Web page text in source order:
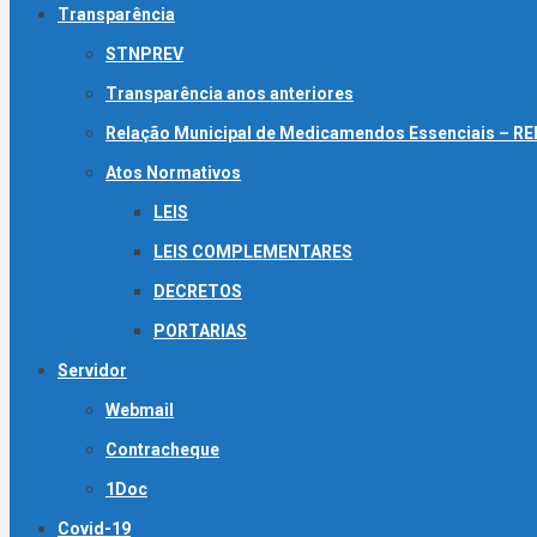
Transparência
STNPREV
Transparência anos anteriores
Relação Municipal de Medicamendos Essenciais –
Atos Normativos
LEIS
LEIS COMPLEMENTARES
DECRETOS
PORTARIAS
Servidor
Webmail
Contracheque
1Doc
Covid-19